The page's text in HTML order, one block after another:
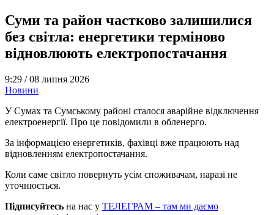
Суми та район частково залишилися
без світла: енергетики терміново
відновлюють електропостачання
9:29 /08 липня 2026
Новини
У Сумах та Сумському районі сталося аварійне відключення
електроенергії. Про це повідомили в обленерго.
За інформацією енергетиків, фахівці вже працюють над
відновленням електропостачання.
Коли саме світло повернуть усім споживачам, наразі не
уточнюється.
Підписуйтесь на нас у ТЕЛЕГРАМ – там ми даємо